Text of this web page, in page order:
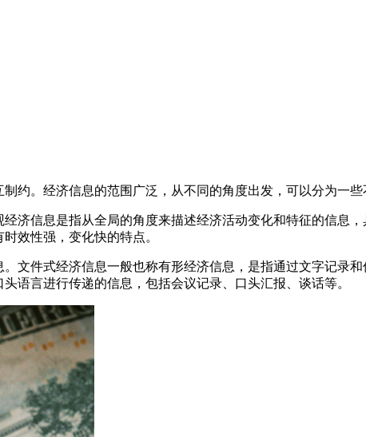
约。经济信息的范围广泛，从不同的角度出发，可以分为一些
信息是指从全局的角度来描述经济活动变化和特征的信息，
效性强，变化快的特点。
件式经济信息一般也称有形经济信息，是指通过文字记录
语言进行传递的信息，包括会议记录、口头汇报、谈话等。